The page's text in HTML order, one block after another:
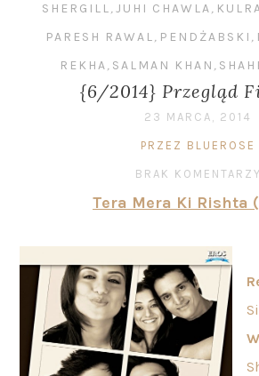
SHERGILL,JUHI CHAWLA,
PARESH RAWAL, PENDŻABSKI ,
REKHA, SALMAN KHAN ,
{6/2014} Przegląd
23 MARCA, 2014
PRZEZ BLUEROSE
BRAK KOMENTARZY
Tera Mera Ki Rishta